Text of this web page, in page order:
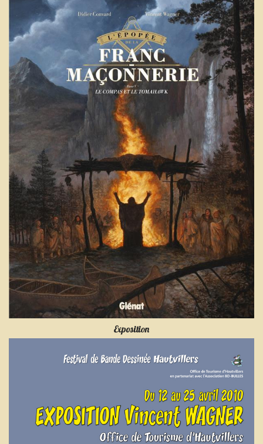
Exposition